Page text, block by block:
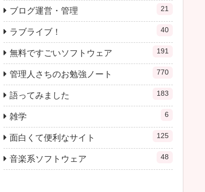
ブログ運営・管理 21
ラブライブ！ 40
無料ですごいソフトウェア 191
管理人さちのお勉強ノート 770
語ってみました 183
雑学 6
面白くて便利なサイト 125
音楽系ソフトウェア 48